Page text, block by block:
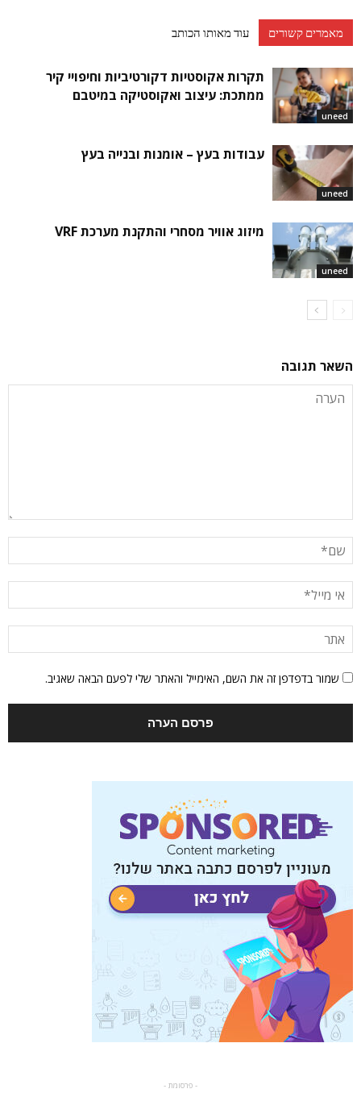
מאמרים קשורים עוד מאותו הכותב
uneed
תקרות אקוסטיות דקורטיביות וחיפויי קיר
ממתכת: עיצוב ואקוסטיקה במיטבם
uneed
עבודות בעץ – אומנות ובנייה בעץ
uneed
מיזוג אוויר מסחרי והתקנת מערכת VRF
השאר תגובה
שמור בדפדפן זה את השם, האימייל והאתר שלי לפעם הבאה שאגיב.
- פרסומת -